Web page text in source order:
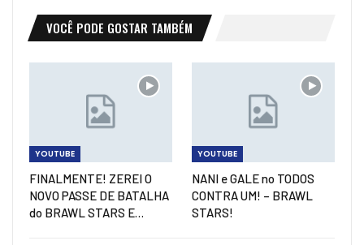
VOCÊ PODE GOSTAR TAMBÉM
YOUTUBE
FINALMENTE! ZEREI O
NOVO PASSE DE BATALHA
do BRAWL STARS E…
YOUTUBE
NANI e GALE no TODOS
CONTRA UM! – BRAWL
STARS!